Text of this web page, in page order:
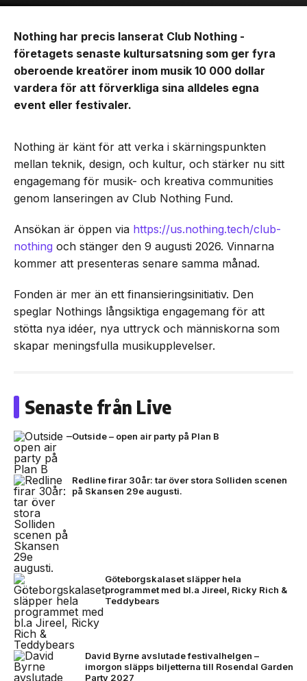
Nothing har precis lanserat Club Nothing -
företagets senaste kultursatsning som ger fyra
oberoende kreatörer inom musik 10 000 dollar
vardera för att förverkliga sina alldeles egna
event eller festivaler.
Nothing är känt för att verka i skärningspunkten
mellan teknik, design, och kultur, och stärker nu sitt
engagemang för musik- och kreativa communities
genom lanseringen av Club Nothing Fund.
Ansökan är öppen via https://us.nothing.tech/club-
nothing och stänger den 9 augusti 2026. Vinnarna
kommer att presenteras senare samma månad.
Fonden är mer än ett finansieringsinitiativ. Den
speglar Nothings långsiktiga engagemang för att
stötta nya idéer, nya uttryck och människorna som
skapar meningsfulla musikupplevelser.
Senaste från Live
Outside – open air party på Plan B
Redline firar 30år: tar över stora Solliden scenen
på Skansen 29e augusti.
Göteborgskalaset släpper hela
programmet med bl.a Jireel, Ricky Rich &
Teddybears
David Byrne avslutade festivalhelgen –
imorgon släpps biljetterna till Rosendal Garden
Party 2027